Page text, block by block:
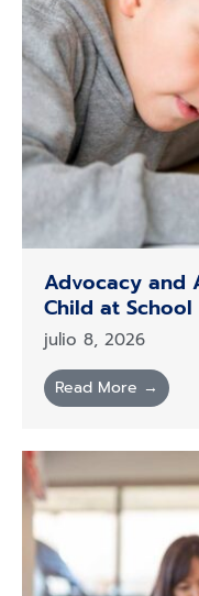
Advocacy and
Child at School
julio 8, 2026
Read More →